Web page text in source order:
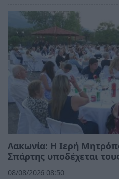
Λακωνία: Η Ιερή
Σπάρτης υποδέχεται
08/08/2026 08:50